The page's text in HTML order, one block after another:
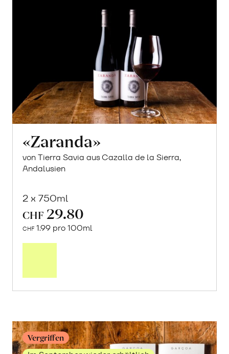
«Zaranda»
von Tierra Savia aus Cazalla de la Sierra,
Andalusien
2 x 750ml
CHF 29.80
CHF 1.99 pro 100ml
Vergriffen